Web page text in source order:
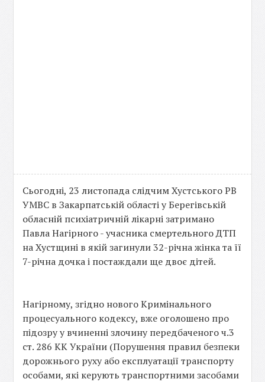
Сьогодні, 23 листопада слідчим Хустського РВ
УМВС в Закарпатській області у Берегівській
обласній психіатричній лікарні затримано
Павла Нагірного - учасника смертельного ДТП
на Хустщині в якій загинули 32-річна жінка та її
7-річна дочка і постаждали ще двоє дітей.
Нагірному, згідно нового Кримінального
процесуального кодексу, вже оголошено про
підозру у вчиненні злочину передбаченого ч.3
ст. 286 КК України (Порушення правил безпеки
дорожнього руху або експлуатації транспорту
особами, які керують транспортними засобами